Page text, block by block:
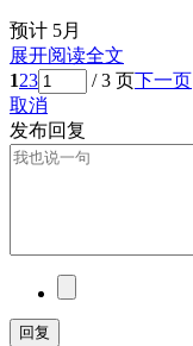
预计 5月
展开阅读全文
123 / 3 页下一页
取消
发布回复
回复